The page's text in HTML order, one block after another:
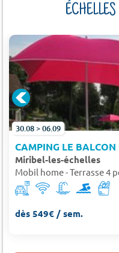
30.08 > 06.09
CAMPING LE BALCON
Miribel-les-échelles
Mobil home - Terrasse 4
dès 549€ / sem.